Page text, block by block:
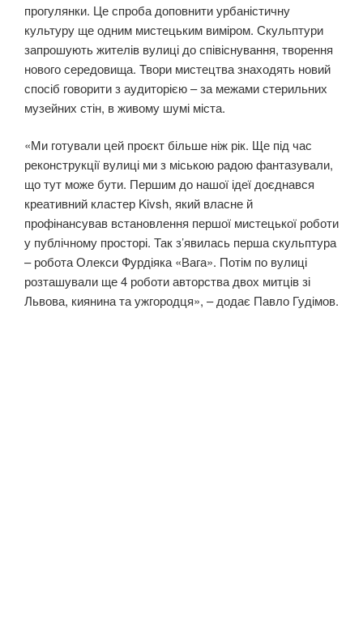
прогулянки. Це спроба доповнити урбаністичну
культуру ще одним мистецьким виміром. Скульптури
запрошують жителів вулиці до співіснування, творення
нового середовища. Твори мистецтва знаходять новий
спосіб говорити з аудиторією – за межами стерильних
музейних стін, в живому шумі міста.
«Ми готували цей проєкт більше ніж рік. Ще під час
реконструкції вулиці ми з міською радою фантазували,
що тут може бути. Першим до нашої ідеї доєднався
креативний кластер Kivsh, який власне й
профінансував встановлення першої мистецької роботи
у публічному просторі. Так з’явилась перша скульптура
– робота Олекси Фурдіяка «Вага». Потім по вулиці
розташували ще 4 роботи авторства двох митців зі
Львова, киянина та ужгородця», – додає Павло Гудімов.